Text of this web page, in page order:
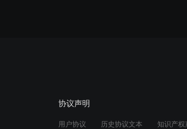
协议声明
用户协议 历史协议文本 知识产权